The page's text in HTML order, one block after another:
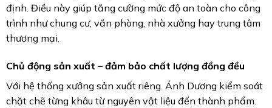
định. Điều này giúp tăng cường mức độ an toàn cho công
trình như chung cư, văn phòng, nhà xưởng hay trung tâm
thương mại.
Chủ động sản xuất – đảm bảo chất lượng đồng đều
Với hệ thống xưởng sản xuất riêng. Ánh Dương kiểm soát
chặt chẽ từng khâu từ nguyên vật liệu đến thành phẩm.